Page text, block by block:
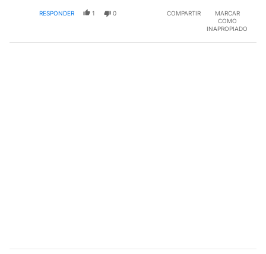
difícil.
RESPONDER 1 0 COMPARTIR
MARCAR
COMO
INAPROPIADO